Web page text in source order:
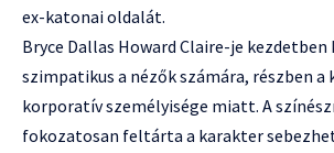
ex-katonai oldalát.
Bryce Dallas Howard Claire-je kezdetben
szimpatikus a nézők számára, részben a
korporatív személyisége miatt. A
fokozatosan feltárta a karakter